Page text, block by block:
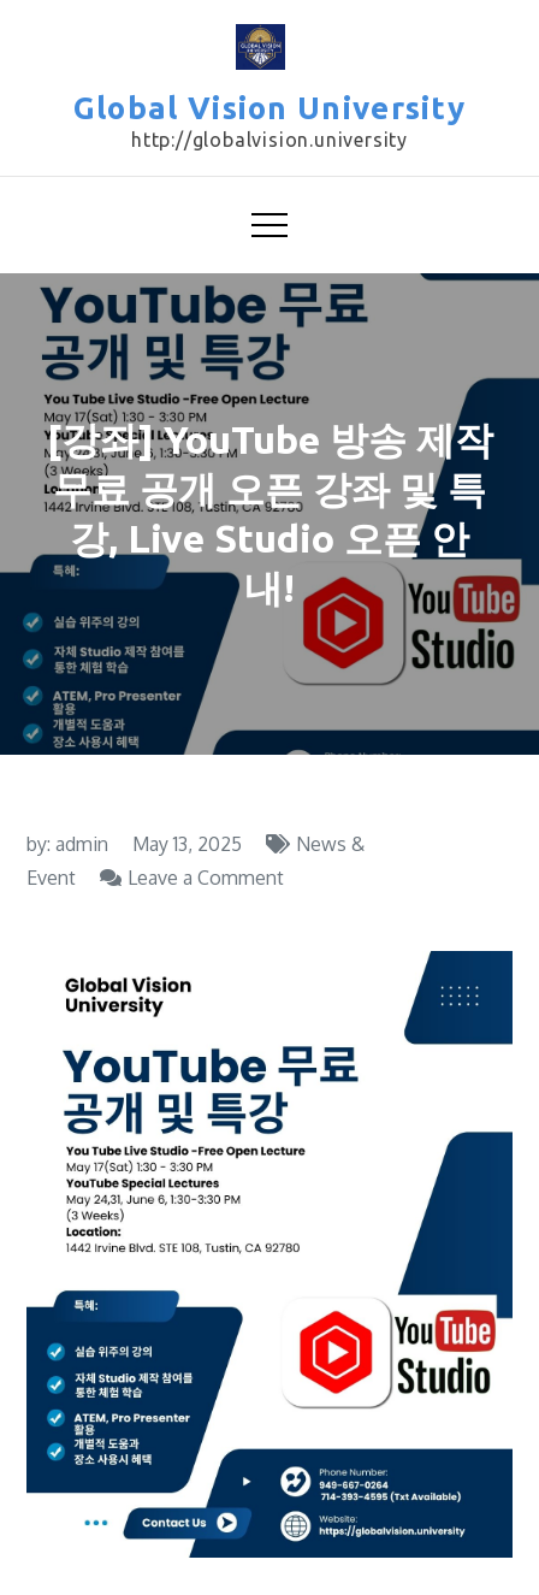
Global Vision University
http://globalvision.university
[강좌] YouTube 방송 제작
무료 공개 오픈 강좌 및 특
강, Live Studio 오픈 안
내!
by:admin May 13, 2025
News &
Event
Leave a Commenton
송
제
작
무
개
좌
및
특
강,
Live
Studio